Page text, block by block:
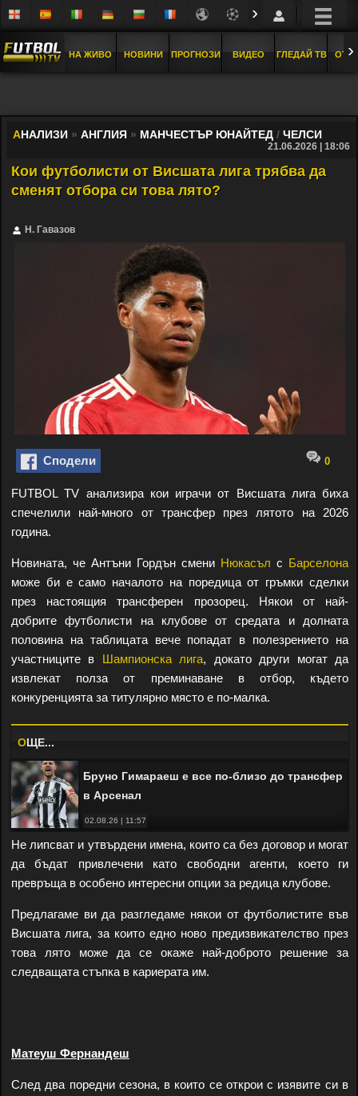
›
НА ЖИВО НОВИНИ ПРОГНОЗИ ВИДЕО ГЛЕДАЙ ТВ ›
АНАЛИЗИ » АНГЛИЯ » МАНЧЕСТЪР ЮНАЙТЕД / ЧЕЛСИ
21.06.2026 | 18:06
Кои футболисти от Висшата лига трябва да
сменят отбора си това лято?
Н. Гавазов
Сподели 0
FUTBOL TV анализира кои играчи от Висшата лига биха
спечелили най-много от трансфер през лятото на 2026
година.
Новината, че Антъни Гордън смени Нюкасъл с Барселона
може би е само началото на поредица от гръмки сделки
през настоящия трансферен прозорец. Някои от най-
добрите футболисти на клубове от средата и долната
половина на таблицата вече попадат в полезрението на
участниците в Шампионска лига, докато други могат да
извлекат полза от преминаване в отбор, където
конкуренцията за титулярно място е по-малка.
OЩЕ...
02.08.26 | 11:57
Бруно Гимараеш е все по-близо до трансфер
в Арсенал
Не липсват и утвърдени имена, които са без договор и могат
да бъдат привлечени като свободни агенти, което ги
превръща в особено интересни опции за редица клубове.
Предлагаме ви да разгледаме някои от футболистите във
Висшата лига, за които едно ново предизвикателство през
това лято може да се окаже най-доброто решение за
следващата стъпка в кариерата им.
Матеуш Фернандеш
След два поредни сезона, в които се открои с изявите си в